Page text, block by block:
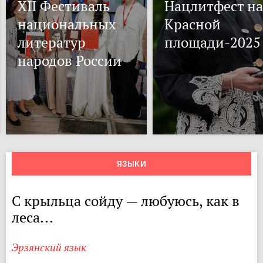
XII Фестиваль
национальных
литератур
народов России
Нацлитфест на
Красной
площади-2025
ЯЗЫКИ
С крыльца сойду — любуюсь, как в
леса...
Эрзянский язык